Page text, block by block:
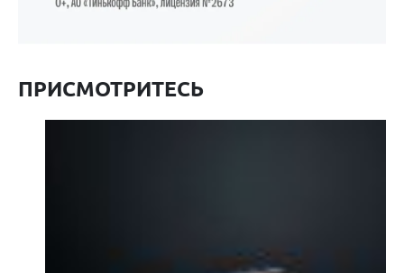
ПРИСМОТРИТЕСЬ